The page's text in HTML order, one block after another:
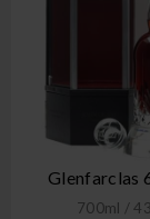
Glenfarclas
700ml /